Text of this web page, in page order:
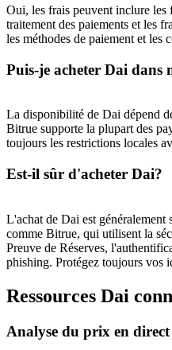
Trade New Futures, Win
Crypto World Cup 2026:
77,777+3k Rewards
Plus d'événements
Oui, les frais peuvent inclure les
traitement des paiements et les
les méthodes de paiement et les
Puis-je acheter Dai dans
La disponibilité de Dai dépend
Bitrue supporte la plupart des
toujours les restrictions locales
Est-il sûr d'acheter Dai?
L'achat de Dai est généralement
comme Bitrue, qui utilisent la
Preuve de Réserves,
phishing. Protégez toujours vos
Ressources Dai
Analyse du prix en